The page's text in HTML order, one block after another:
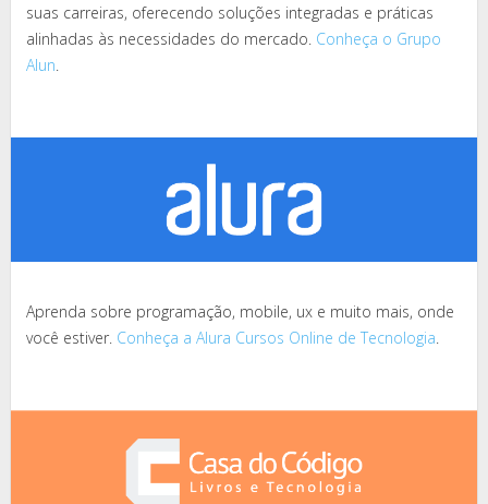
suas carreiras, oferecendo soluções integradas e práticas
alinhadas às necessidades do mercado. Conheça o Grupo
Alun.
Aprenda sobre programação, mobile, ux e muito mais, onde
você estiver. Conheça a Alura Cursos Online de Tecnologia.